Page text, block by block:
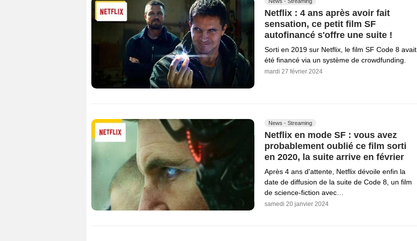
News - Streaming
Netflix : 4 ans après avoir fait
sensation, ce petit film SF
autofinancé s'offre une suite !
Sorti en 2019 sur Netflix, le film SF Code 8 avait
été financé via un système de crowdfunding.
mardi 27 février 2024
News - Streaming
Netflix en mode SF : vous avez
probablement oublié ce film sorti
en 2020, la suite arrive en février
Après 4 ans d'attente, Netflix dévoile enfin la
date de diffusion de la suite de Code 8, un film
de science-fiction avec…
samedi 20 janvier 2024